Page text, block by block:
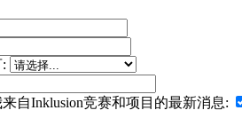
自Inklusion竞赛和项目的最新消息: